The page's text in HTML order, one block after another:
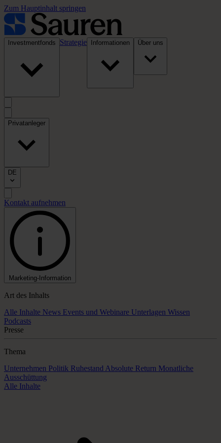
Zum Hauptinhalt springen
Investmentfonds Strategie Informationen Über uns
Privatanleger
DE
Kontakt aufnehmen
Marketing-Information
Art des Inhalts
Alle Inhalte News Events und Webinare Unterlagen Wissen
Podcasts
Presse
Thema
Unternehmen Politik Ruhestand Absolute Return Monatliche
Ausschüttung
Alle Inhalte